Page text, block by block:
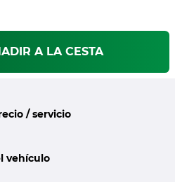
A LA CESTA
/ servicio
vehículo